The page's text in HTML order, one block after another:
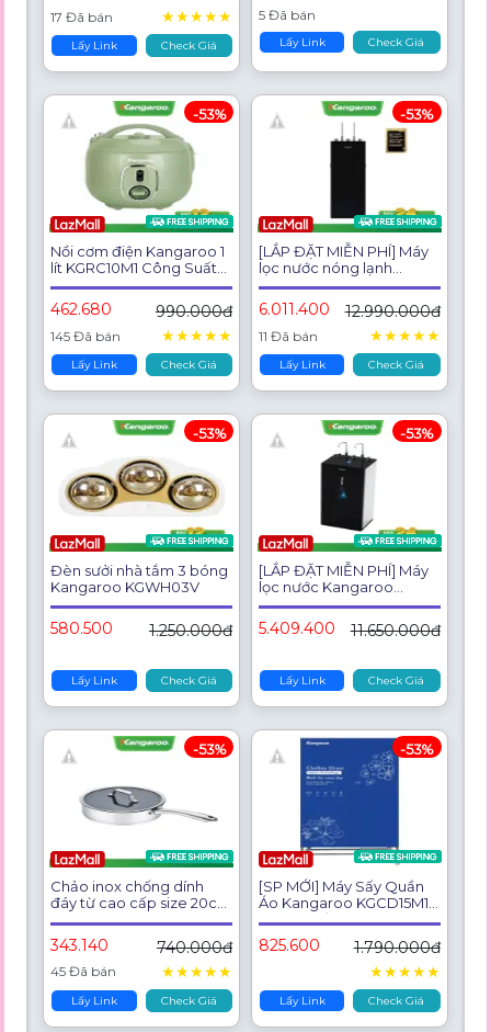
17 Đã bán ★★★★★
Lấy Link Check Giá
5 Đã bán
Lấy Link Check Giá
Nồi cơm điện Kangaroo 1
lít KGRC10M1 Công Suất
400W cho 1-3 người ăn -
BH 1 năm
462.680 990.000đ
145 Đã bán ★★★★★
Lấy Link Check Giá
-53%
[LẮP ĐẶT MIỄN PHÍ] Máy
lọc nước nóng lạnh
Hydrogen Kangaroo
KG10A16
6.011.400 12.990.000đ
11 Đã bán ★★★★★
Lấy Link Check Giá
-53%
Đèn sưởi nhà tắm 3 bóng
Kangaroo KGWH03V
580.500 1.250.000đ
Lấy Link Check Giá
-53%
[LẮP ĐẶT MIỄN PHÍ] Máy
lọc nước Kangaroo
Hydrogen nóng lạnh 9 lõi
KG100ESGHC9
5.409.400 11.650.000đ
Lấy Link Check Giá
-53%
Chảo inox chống dính
đáy từ cao cấp size 20cm
Kangaroo KG01F120
343.140 740.000đ
45 Đã bán ★★★★★
Lấy Link Check Giá
-53%
[SP MỚI] Máy Sấy Quần
Áo Kangaroo KGCD15M1E
Công Suất Cao 1500W
Tối Đa 20 KG Quần
Áo/Lần
825.600
1.790.000đ
★★★★★
Lấy Link Check Giá
-53%